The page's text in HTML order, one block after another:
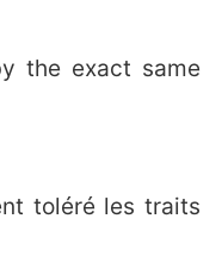
the exact same
toléré les traits